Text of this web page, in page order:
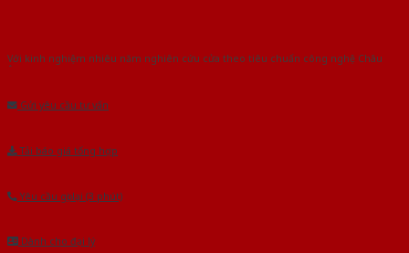
Với kinh nghiệm nhiêu năm nghiên cứu cửa theo tiêu chuẩn công nghệ Châu
Gửi yêu cầu tư vấn
Tải báo giá tổng hợp
Yêu cầu gọi lại (3 phút)
Dành cho đại lý